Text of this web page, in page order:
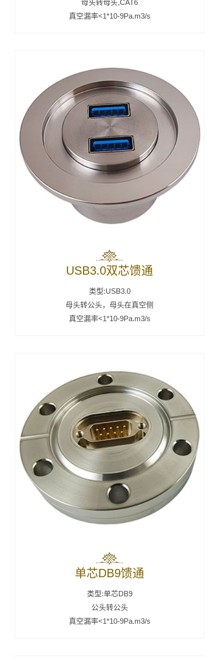
母头转母头,CAT6
真空漏率<1*10-9Pa.m3/s
USB3.0双芯馈通
类型:USB3.0
母头转公头，母头在真空侧
真空漏率<1*10-9Pa.m3/s
单芯DB9馈通
类型:单芯DB9
公头转公头
真空漏率<1*10-9Pa.m3/s